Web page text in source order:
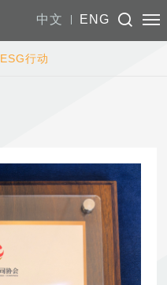
中文 ENG
ESG行动